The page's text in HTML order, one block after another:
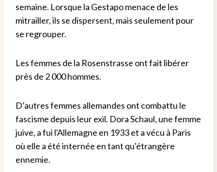
semaine. Lorsque la Gestapo menace de les
mitrailler, ils se dispersent, mais seulement pour
se regrouper.
Les femmes de la Rosenstrasse ont fait libérer
près de 2 000 hommes.
D’autres femmes allemandes ont combattu le
fascisme depuis leur exil. Dora Schaul, une femme
juive, a fui l'Allemagne en 1933 et a vécu à Paris
où elle a été internée en tant qu'étrangère
ennemie.